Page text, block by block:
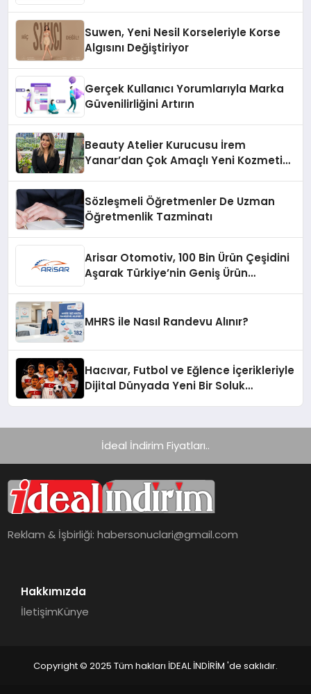
Suwen, Yeni Nesil Korseleriyle Korse
Algısını Değiştiriyor
Gerçek Kullanıcı Yorumlarıyla Marka
Güvenilirliğini Artırın
Beauty Atelier Kurucusu İrem
Yanar’dan Çok Amaçlı Yeni Kozmetik
Sözleşmeli Öğretmenler De Uzman
Öğretmenlik Tazminatı
Arisar Otomotiv, 100 Bin Ürün Çeşidini
Aşarak Türkiye’nin Geniş Ürün
MHRS ile Nasıl Randevu Alınır?
Hacıvar, Futbol ve Eğlence İçerikleriyle
Dijital Dünyada Yeni Bir Soluk
İdeal İndirim Fiyatları..
Reklam & İşbirliği:habersonuclari@gmail.com
Hakkımızda
İletişimKünye
Copyright © 2025 Tüm hakları İDEAL İNDİRİM 'de saklıdır.